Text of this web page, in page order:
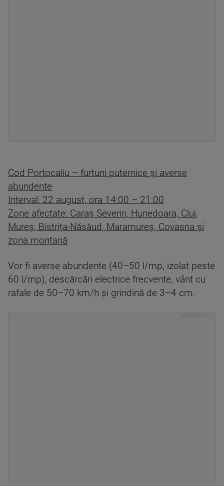
Cod Portocaliu – furtuni puternice și averse
abundente
Interval: 22 august, ora 14:00 – 21:00
Zone afectate: Caraș Severin, Hunedoara, Cluj,
Mureș, Bistrița-Năsăud, Maramureș, Covasna și
zona montană
Vor fi averse abundente (40–50 l/mp, izolat peste
60 l/mp), descărcări electrice frecvente, vânt cu
rafale de 50–70 km/h și grindină de 3–4 cm.